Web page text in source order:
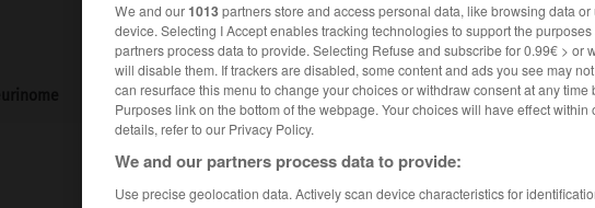
We and our1013partners store and access personal data, like browsing data
device. Selecting I Accept enables tracking technologies to support the
partners process data to provide. Selecting Refuse and subscribe for 0.99€ > or
will disable them. If trackers are disabled, some content and ads you see may
can resurface this menu to change your choices or withdraw consent at any time
Purposes link on the bottom of the webpage. Your choices will have effect within
details, refer to our Privacy Policy.
We and our partners process data to provide:
Use precise geolocation data. Actively scan device characteristics for